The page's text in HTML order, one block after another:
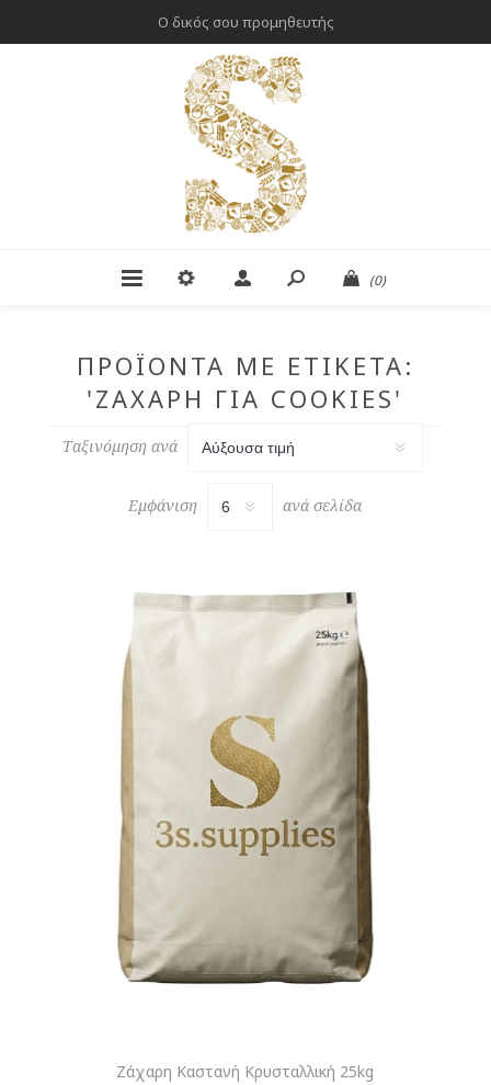
Ο δικός σου προμηθευτής
(0)
ΠΡΟΪΌΝΤΑ ΜΕ ΕΤΙΚΈΤΑ:
'ΖΆΧΑΡΗ ΓΙΑ COOKIES'
Ταξινόμηση ανά
Εμφάνιση ανά σελίδα
Ζάχαρη Καστανή Κρυσταλλική 25kg